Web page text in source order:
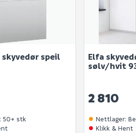
bli vist her etter at det er besvart.
Bli den første til å stille et
speil
50+ stk
Elfa
sølv/hvit
2 810
Nettlager:
Klikk & Hent